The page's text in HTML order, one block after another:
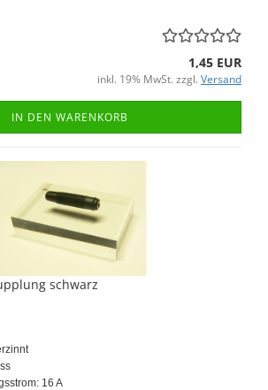
1,45 EUR
inkl. 19% MwSt. zzgl. Versand
IN DEN WARENKORB
schwarz
16 A